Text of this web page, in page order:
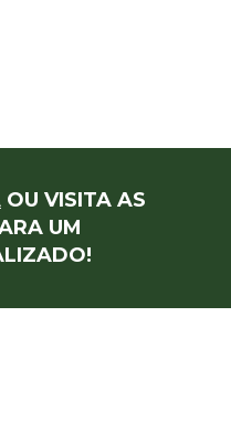
OU VISITA AS
UM